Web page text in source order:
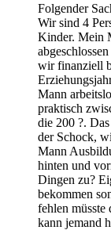
Folgender
Wir sind 4
Kinder. Mein
wir finanziell
Mann
praktisch
die 200 ?.
der Schock,
Mann
hinten und
Dingen zu?
bekommen
fehlen müsste
kann jemand